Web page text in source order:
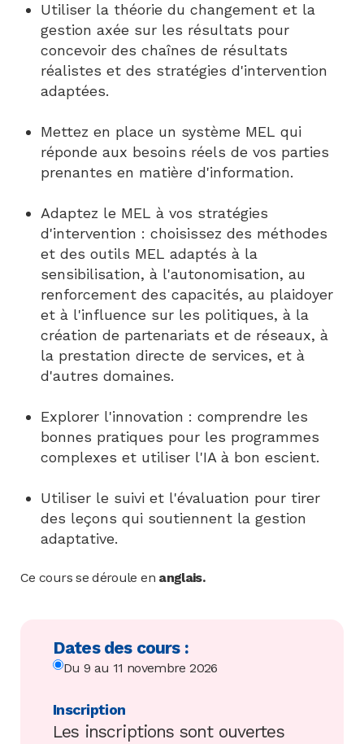
Utiliser la théorie du changement et la
gestion axée sur les résultats pour
concevoir des chaînes de résultats
réalistes et des stratégies d'intervention
adaptées.
Mettez en place un système MEL qui
réponde aux besoins réels de vos parties
prenantes en matière d'information.
Adaptez le MEL à vos stratégies
d'intervention : choisissez des méthodes
et des outils MEL adaptés à la
sensibilisation, à l'autonomisation, au
renforcement des capacités, au plaidoyer
et à l'influence sur les politiques, à la
création de partenariats et de réseaux, à
la prestation directe de services, et à
d'autres domaines.
Explorer l'innovation : comprendre les
bonnes pratiques pour les programmes
complexes et utiliser l'IA à bon escient.
Utiliser le suivi et l'évaluation pour tirer
des leçons qui soutiennent la gestion
adaptative.
Ce cours se déroule en anglais.
Dates des cours :
Du 9 au 11 novembre 2026
Inscription
Les inscriptions sont ouvertes